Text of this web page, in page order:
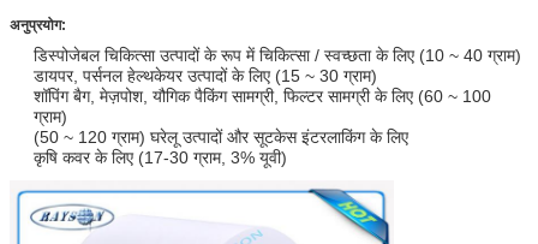
अनुप्रयोग:
डिस्पोजेबल चिकित्सा उत्पादों के रूप में चिकित्सा / स्वच्छता के लिए (10 ~ 40 ग्राम)
डायपर, पर्सनल हेल्थकेयर उत्पादों के लिए (15 ~ 30 ग्राम)
शॉपिंग बैग, मेज़पोश, यौगिक पैकिंग सामग्री, फिल्टर सामग्री के लिए (60 ~ 100
ग्राम)
(50 ~ 120 ग्राम) घरेलू उत्पादों और सूटकेस इंटरलाकिंग के लिए
कृषि कवर के लिए (17-30 ग्राम, 3% यूवी)